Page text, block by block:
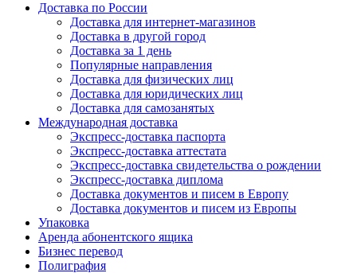
Доставка по России
Доставка для интернет-магазинов
Доставка в другой город
Доставка за 1 день
Популярные направления
Доставка для физических лиц
Доставка для юридических лиц
Доставка для самозанятых
Международная доставка
Экспресс-доставка паспорта
Экспресс-доставка аттестата
Экспресс-доставка свидетельства о рождении
Экспресс-доставка диплома
Доставка документов и писем в Европу
Доставка документов и писем из Европы
Упаковка
Аренда абонентского ящика
Бизнес перевод
Полиграфия